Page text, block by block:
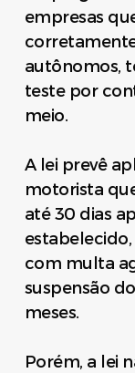
empresas
autônomos,
teste por
meio.
A lei prevê
motorista
até 30 dias
estabelecido,
com multa
suspensão
meses.
Porém, a lei